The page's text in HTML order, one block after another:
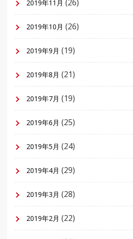
2019年11月 (26)
2019年10月 (26)
2019年9月 (19)
2019年8月 (21)
2019年7月 (19)
2019年6月 (25)
2019年5月 (24)
2019年4月 (29)
2019年3月 (28)
2019年2月 (22)